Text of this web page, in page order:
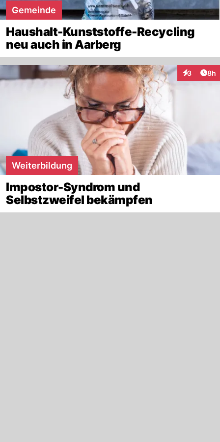
Gemeinde
Haushalt-Kunststoffe-Recycling
neu auch in Aarberg
3 8h
Weiterbildung
Impostor-Syndrom und
Selbstzweifel bekämpfen